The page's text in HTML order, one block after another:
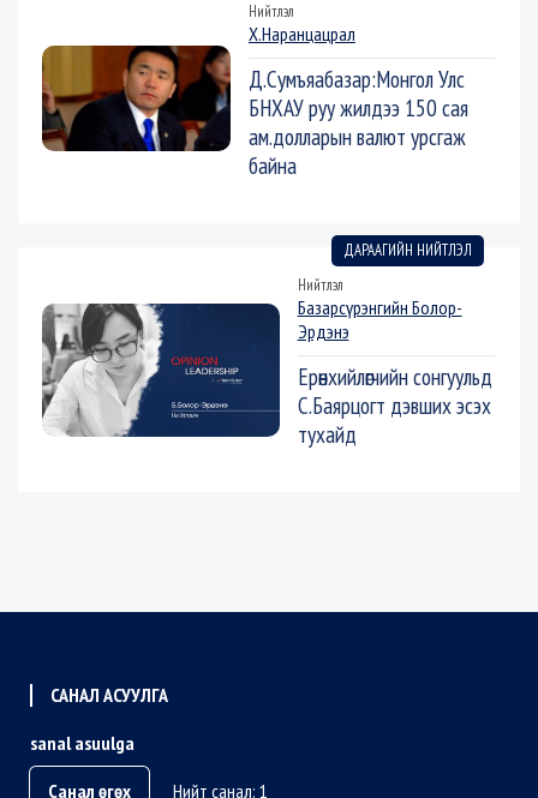
Нийтлэл
Х.Наранцацрал
Д.Сумъяабазар:Монгол Улс
БНХАУ руу жилдээ 150 сая
ам.долларын валют урсгаж
байна
ДАРААГИЙН НИЙТЛЭЛ
Нийтлэл
Базарсүрэнгийн Болор-
Эрдэнэ
Ерөнхийлөгчийн сонгуульд
С.Баярцогт дэвших эсэх
тухайд
САНАЛ АСУУЛГА
sanal asuulga
Санал өгөх
Нийт санал: 1